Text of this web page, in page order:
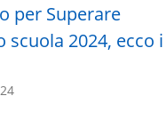
per Superare
scuola 2024, ecco i